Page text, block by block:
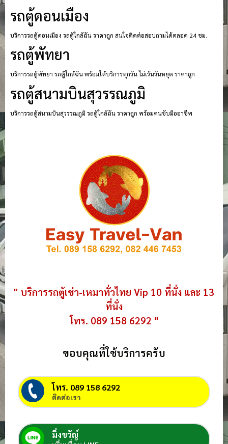
รถตู้ดอนเมือง
บริการรถตู้ดอนเมือง รถตู้ใกล้ฉัน ราคาถูก สนใจติดต่อสอบถามได้ตลอด 24 ชม.
รถตู้พัทยา
บริการรถตู้พัทยา รถตู้ใกล้ฉัน พร้อมให้บริการทุกวัน ไม่เว้นวันหยุด ราคาถูก
รถตู้สนามบินสุวรรณภูมิ
บริการรถตู้สนามบินสุวรรณภูมิ รถตู้ใกล้ฉัน ราคาถูก พร้อมคนขับมืออาชีพ
" บริการรถตู้เช่า-เหมาทั่วไทย Vip 10 ที่นั่ง และ 13
ที่นั่ง
โทร. 089 158 6292 "
ขอบคุณที่ใช้บริการครับ
โทร. 089 158 6292
ติดต่อเรา
มิ่งขวัญ์